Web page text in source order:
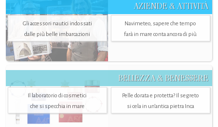
AZIENDE & ATTIVITÀ
Gli accessori nautici indossati
dalle più belle imbarcazioni
Navimeteo, sapere che tempo
farà in mare conta ancora di più
BELLEZZA & BENESSERE
Il laboratorio di cosmetici
che si specchia in mare
Pelle dorata e protetta? Il segreto
si cela in un’antica pietra Inca